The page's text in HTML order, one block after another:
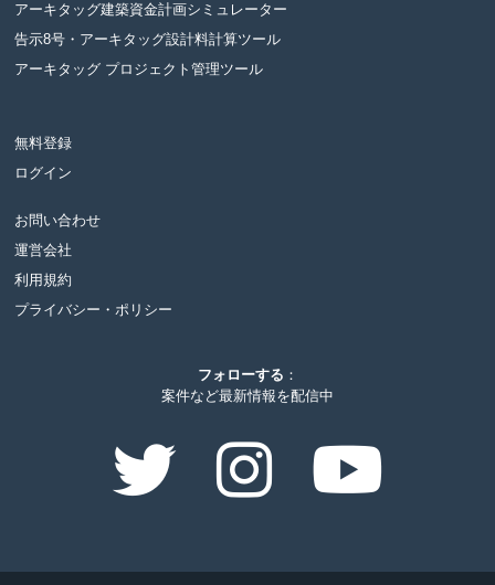
アーキタッグ建築資金計画シミュレーター
告示8号・アーキタッグ設計料計算ツール
アーキタッグ プロジェクト管理ツール
無料登録
ログイン
お問い合わせ
運営会社
利用規約
プライバシー・ポリシー
フォローする ：
案件など最新情報を配信中